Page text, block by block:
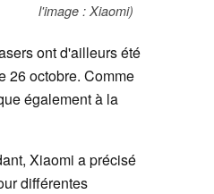
l'image : Xiaomi)
ont d'ailleurs été
26 octobre. Comme
également à la
Xiaomi a précisé
différentes